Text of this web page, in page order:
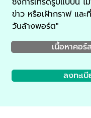
ข่าว หรือเฝ้ากราฟ แล
วันล้างพอร์ต"
เนื้อหาคอร์
ลงทะเ